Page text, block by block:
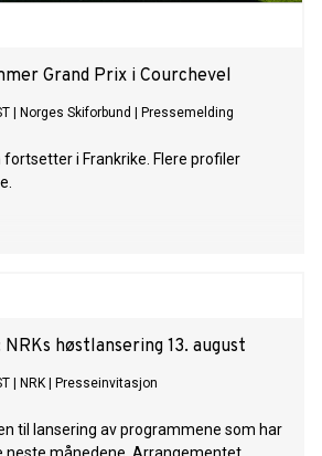
Grand Prix i Courchevel
Norges Skiforbund Pressemelding
i Frankrike. Flere profiler
høst­lansering 13. august
NRK Presseinvitasjon
til lansering av programmene som har